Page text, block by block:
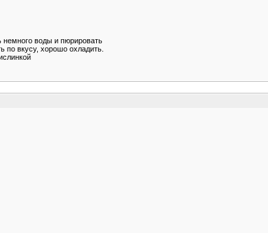
немного воды и пюрировать
по вкусу, хорошо охладить.